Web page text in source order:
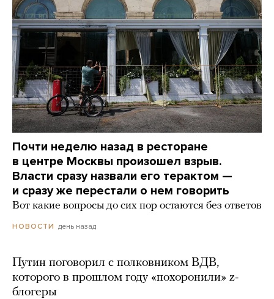
Почти неделю назад в ресторане
в центре Москвы произошел взрыв.
Власти сразу назвали его терактом —
и сразу же перестали о нем говорить
Вот какие вопросы до сих пор остаются без ответов
НОВОСТИ день назад
Путин поговорил с полковником ВДВ,
которого в прошлом году «похоронили» z-
блогеры